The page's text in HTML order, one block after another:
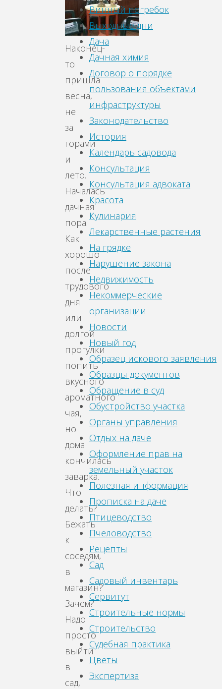
Наконец-
то
пришла
весна,
не
за
горами
и
лето.
Началась
дачная
пора.
Как
хорошо
после
трудового
дня
или
долгой
прогулки
попить
вкусного
ароматного
чая,
но
дома
кончилась
заварка.
Что
делать?
Бежать
к
соседям,
в
магазин?
Зачем?
Надо
просто
выйти
в
сад,
Винный погребок
Выходные дни
Дача
Дачная химия
Договор о порядке
пользования объектами
инфраструктуры
Законодательство
История
Календарь садовода
Консультация
Консультация адвоката
Красота
Кулинария
Лекарственные растения
На грядке
Нарушение закона
Недвижимость
Некоммерческие
организации
Новости
Новый год
Образец искового заявления
Образцы документов
Обращение в суд
Обустройство участка
Органы управления
Отдых на даче
Оформление прав на
земельный участок
Полезная информация
Прописка на даче
Птицеводство
Пчеловодство
Рецепты
Сад
Садовый инвентарь
Сервитут
Строительные нормы
Строительство
Судебная практика
Цветы
Экспертиза